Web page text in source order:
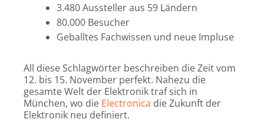
3.480 Aussteller aus 59 Ländern
80.000 Besucher
Geballtes Fachwissen und neue Impluse
All diese Schlagwörter beschreiben die Zeit vom
12. bis 15. November perfekt. Nahezu die
gesamte Welt der Elektronik traf sich in
München, wo die Electronica die Zukunft der
Elektronik neu definiert.